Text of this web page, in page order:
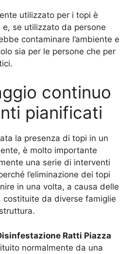
utilizzato per i topi è
se utilizzato da persone
contaminare l’ambiente e
sia per le persone che per
continuo
pianificati
la presenza di topi in un
è molto importante
una serie di interventi
l’eliminazione dei topi
in una volta, a causa delle
costituite da diverse famiglie
Ratti Piazza
normalmente da una